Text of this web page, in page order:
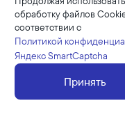
юбилейном 2025
проект, 580 млн
программную
лауреатов премии
выпускников за
нашем годовом
обработку файлов
соответствии с
Политикой
Яндекс SmartCaptcha
Принять